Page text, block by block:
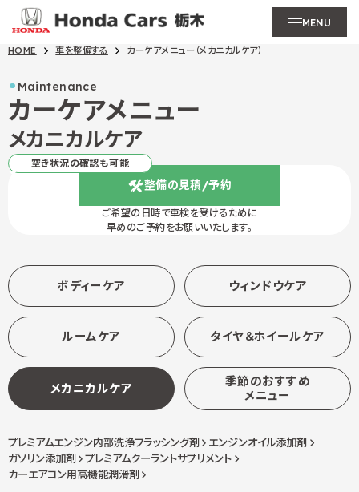
MENU
HOME 車を整備する カーケアメニュー（メカニカルケア）
Maintenance
カーケアメニュー
メカニカルケア
空き状況の確認も可能
整備の見積/予約
ご希望の日時で車検を受けるために
早めのご予約をお願いいたします。
ボディーケア ウィンドウケア
ルームケア タイヤ＆ホイールケア
メカニカルケア
季節のおすすめ
メニュー
プレミアムエンジン内部洗浄フラッシング剤
エンジンオイル添加剤
ガソリン添加剤
プレミアムクーラントサプリメント
カーエアコン用高機能潤滑剤